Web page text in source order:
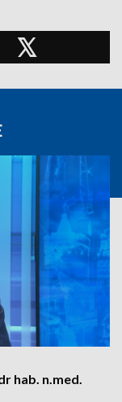
hab. n.med.